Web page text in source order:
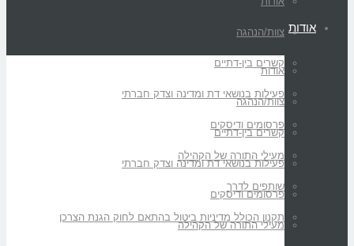
צוות/הנהגה
קשרים בין-דתיים
פעילות בנושאי דת ומדינה וצדק חברתי
פרסומים ודיסקים
מעילי התורה של הקהילה
שותפים לדרך
תקנון הכולל מדיניות ביטול בהתאם לחוק הגנת הצרכן
אודות
אודות
צוות/הנהגה
קשרים בין-דתיים
פעילות בנושאי דת ומדינה וצדק חברתי
פרסומים ודיסקים
מעילי התורה של הקהילה